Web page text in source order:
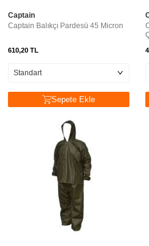
Captain
Captain Balıkçı Pardesü 45 Micron
610,20 TL
Sepete Ekle